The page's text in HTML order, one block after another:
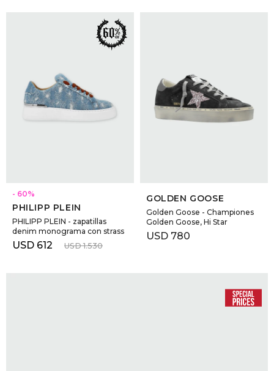
60
PHILIPP PLEIN
PHILIPP PLEIN - zapatillas
denim monograma con strass
USD 612 USD 1.530
GOLDEN GOOSE
Golden Goose - Championes
Golden Goose, Hi Star
USD 780